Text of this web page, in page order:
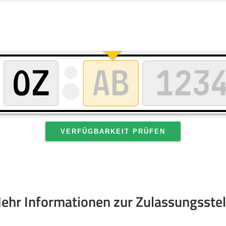
VERFÜGBARKEIT PRÜFEN
Informationen zur